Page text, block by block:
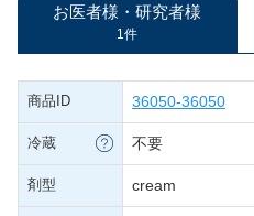
お医者様・研究者様
1件
商品ID 36050-36050
冷蔵 不要
剤型 cream